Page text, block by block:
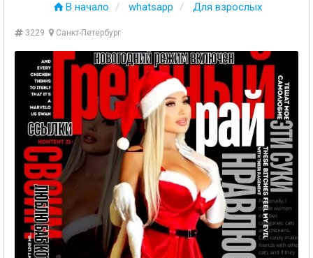
В начало whatsapp Для взрослых
3229 Санкт-Петербург